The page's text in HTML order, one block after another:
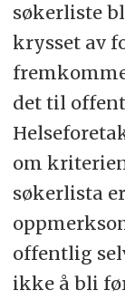
søkerliste
krysset av
det til
om
søkerlista
offentlig
ikke å bli